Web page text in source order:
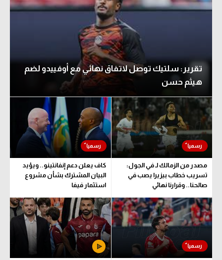
تقرير: سلتيك توصل لاتفاق نهائي مع أوفييدو لضم
هيثم حسن
مصدر من الزمالك لـ في الجول:
تسريب خطاب بيزيرا يصب في
صالحنا.. وقرارنا نهائي
كاف يعلن دعم إنفانتينو.. ويؤيد
البيان المشترك بشأن مشروع
استثمار فيفا